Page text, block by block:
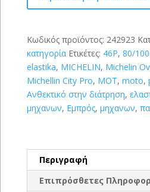
-
(46P)
ποσότητα
Κωδικός προϊόντος: 242923
κατηγορία Ετικέτες: 46P, 80/
elastika, MICHELIN, Michelin
Michellin City Pro, MOT, moto,
Ανθεκτικό στην διάτρηση,
μηχανων, Εμπρός, μηχανων,
Περιγραφή
Επιπρόσθετες